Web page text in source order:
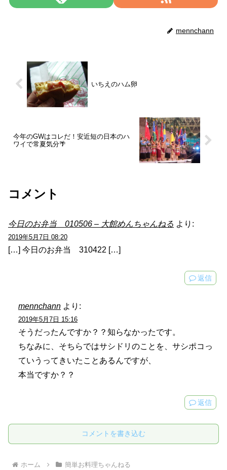
mennchann
いちえのハム卵
今年のGWはコレだ！安近短の日本のハ
ワイで常夏気分🌴
コメント
今日のお弁当 010506 – 大館めんちゃんねる より:
2019年5月7日 08:20
[…] 今日のお弁当 310422 […]
返信
mennchann より:
2019年5月7日 15:16
そうだったんですか？？知らなかったです。
ちなみに、そちらではサシドリのことを、サシポコっ
ていうってきいたことあるんですが、
本当ですか？？
返信
コメントを書き込む
ホーム 簡単お料理ちゃんねる